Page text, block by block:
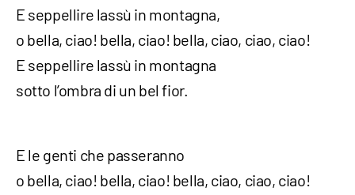
E seppellire lassù in montagna,
o bella, ciao! bella, ciao! bella, ciao, ciao, ciao!
E seppellire lassù in montagna
sotto l’ombra di un bel fior.
E le genti che passeranno
o bella, ciao! bella, ciao! bella, ciao, ciao, ciao!